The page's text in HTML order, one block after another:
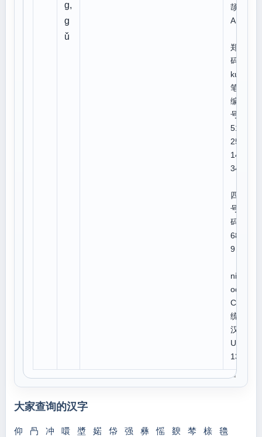
g,
g
ǔ
颉:A
AF
郑
码:k
kuo
笔顺
编
号:2
511
251
143
34
四角
号
码:6
680
9
niC
ode:
CJK
统一
汉字
U 7
138
大家查询的汉字
仰 冎 冲 噮 墏 婼 帒 强 彝 愮 斔 棽 榇 氌